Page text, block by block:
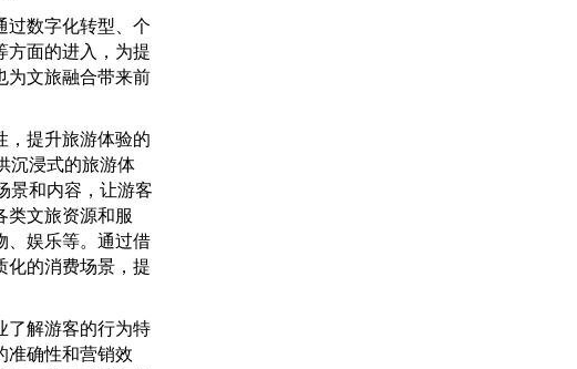
过数字化转型、个
方面的进入，为提
为文旅融合带来前
提升旅游体验的
沉浸式的旅游体
景和内容，让游客
类文旅资源和服
、娱乐等。通过借
化的消费场景，提
解游客的行为特
准确性和营销效